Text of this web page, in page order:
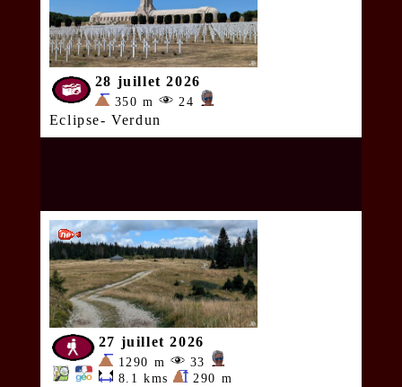
28 juillet 2026
350 m 24
Eclipse- Verdun
27 juillet 2026
1290 m
33
8.1 kms
290 m